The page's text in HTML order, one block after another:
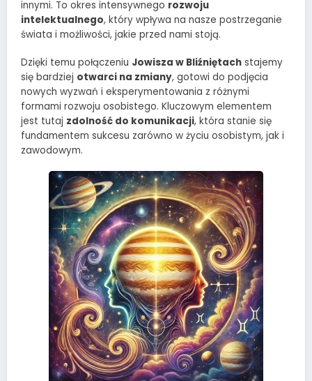
innymi. To okres intensywnego rozwoju
intelektualnego, który wpływa na nasze postrzeganie
świata i możliwości, jakie przed nami stoją.
Dzięki temu połączeniu Jowisza w Bliźniętach stajemy
się bardziej otwarci na zmiany, gotowi do podjęcia
nowych wyzwań i eksperymentowania z różnymi
formami rozwoju osobistego. Kluczowym elementem
jest tutaj zdolność do komunikacji, która stanie się
fundamentem sukcesu zarówno w życiu osobistym, jak i
zawodowym.